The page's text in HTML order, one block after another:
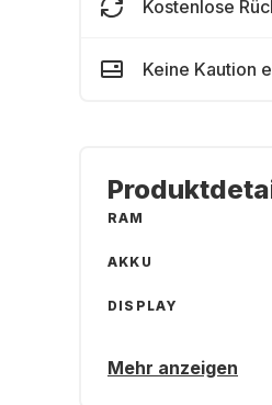
Kostenlose
Keine Kaution
RAM
AKKU
DISPLAY
Mehr anzeigen